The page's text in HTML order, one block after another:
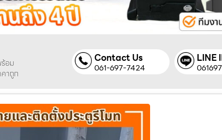
อม
าถูก
Contact Us
061-697-7424
LINE